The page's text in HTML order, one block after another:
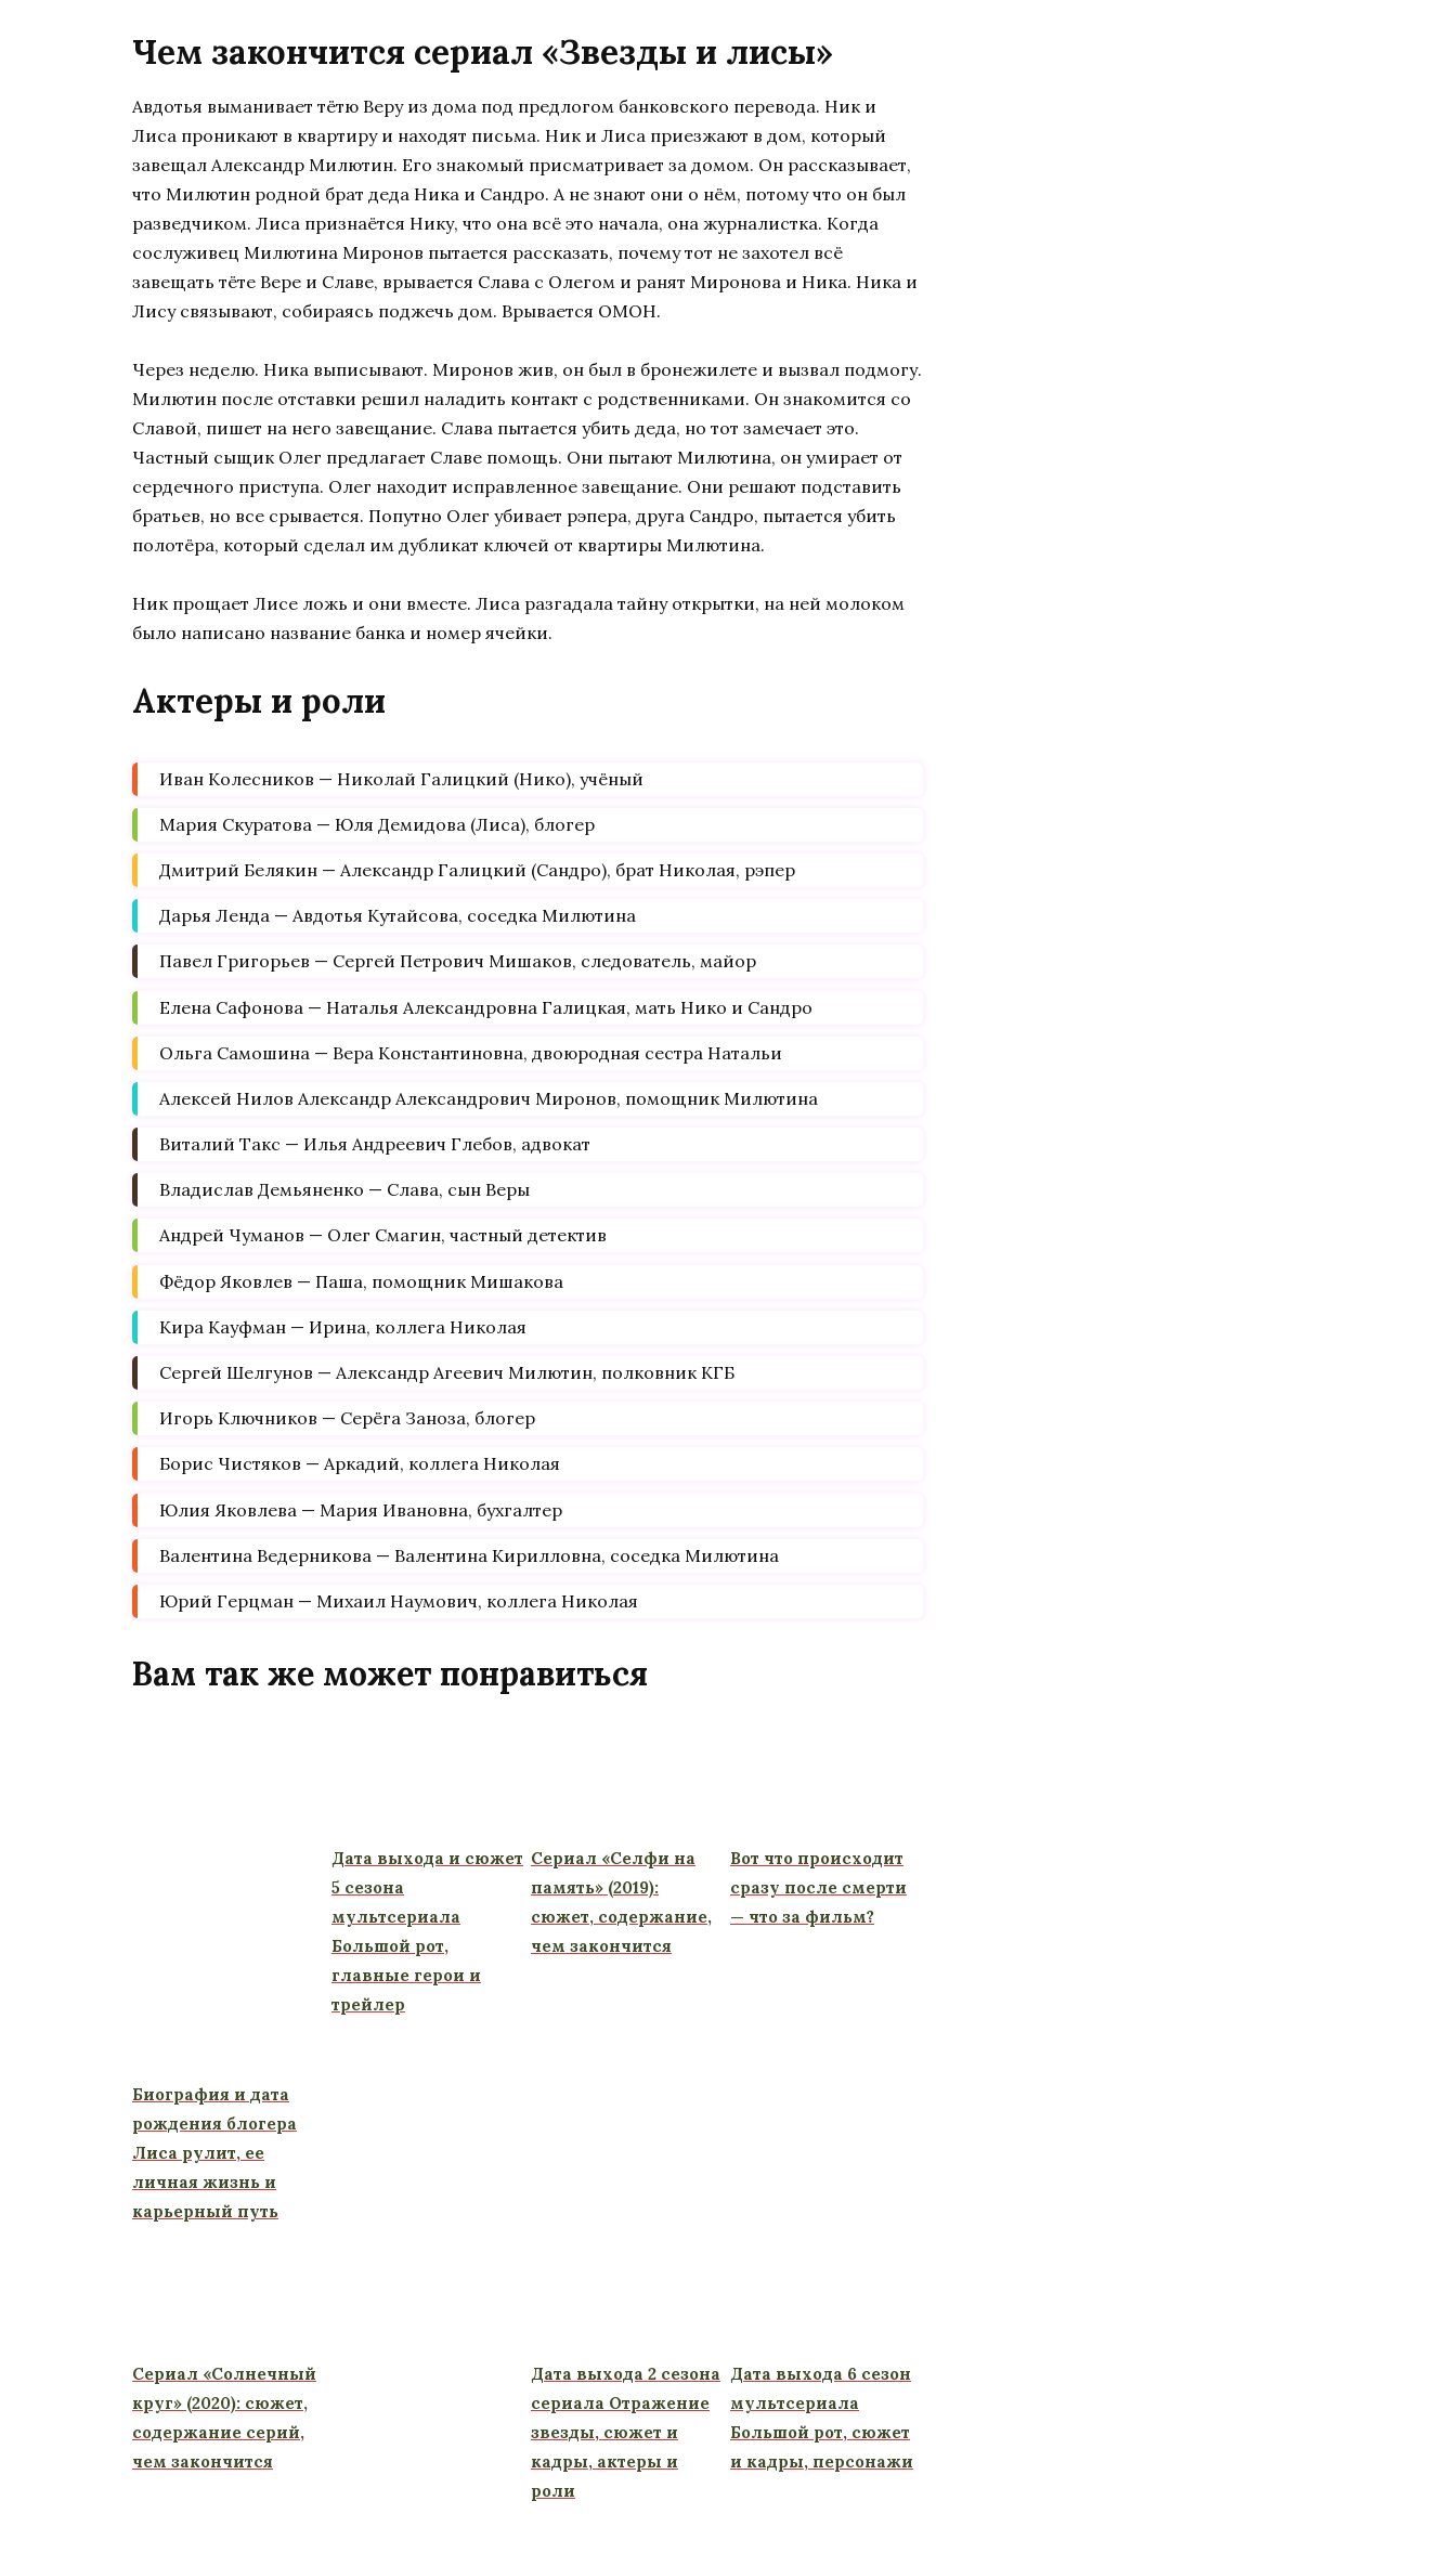
Чем закончится сериал «Звезды и лисы»
Авдотья выманивает тётю Веру из дома под предлогом банковского перевода. Ник и
Лиса проникают в квартиру и находят письма. Ник и Лиса приезжают в дом, который
завещал Александр Милютин. Его знакомый присматривает за домом. Он рассказывает,
что Милютин родной брат деда Ника и Сандро. А не знают они о нём, потому что он был
разведчиком. Лиса признаётся Нику, что она всё это начала, она журналистка. Когда
сослуживец Милютина Миронов пытается рассказать, почему тот не захотел всё
завещать тёте Вере и Славе, врывается Слава с Олегом и ранят Миронова и Ника. Ника и
Лису связывают, собираясь поджечь дом. Врывается ОМОН.
Через неделю. Ника выписывают. Миронов жив, он был в бронежилете и вызвал подмогу.
Милютин после отставки решил наладить контакт с родственниками. Он знакомится со
Славой, пишет на него завещание. Слава пытается убить деда, но тот замечает это.
Частный сыщик Олег предлагает Славе помощь. Они пытают Милютина, он умирает от
сердечного приступа. Олег находит исправленное завещание. Они решают подставить
братьев, но все срывается. Попутно Олег убивает рэпера, друга Сандро, пытается убить
полотёра, который сделал им дубликат ключей от квартиры Милютина.
Ник прощает Лисе ложь и они вместе. Лиса разгадала тайну открытки, на ней молоком
было написано название банка и номер ячейки.
Актеры и роли
Иван Колесников — Николай Галицкий (Нико), учёный
Мария Скуратова — Юля Демидова (Лиса), блогер
Дмитрий Белякин — Александр Галицкий (Сандро), брат Николая, рэпер
Дарья Ленда — Авдотья Кутайсова, соседка Милютина
Павел Григорьев — Сергей Петрович Мишаков, следователь, майор
Елена Сафонова — Наталья Александровна Галицкая, мать Нико и Сандро
Ольга Самошина — Вера Константиновна, двоюродная сестра Натальи
Алексей Нилов Александр Александрович Миронов, помощник Милютина
Виталий Такс — Илья Андреевич Глебов, адвокат
Владислав Демьяненко — Слава, сын Веры
Андрей Чуманов — Олег Смагин, частный детектив
Фёдор Яковлев — Паша, помощник Мишакова
Кира Кауфман — Ирина, коллега Николая
Сергей Шелгунов — Александр Агеевич Милютин, полковник КГБ
Игорь Ключников — Серёга Заноза, блогер
Борис Чистяков — Аркадий, коллега Николая
Юлия Яковлева — Мария Ивановна, бухгалтер
Валентина Ведерникова — Валентина Кирилловна, соседка Милютина
Юрий Герцман — Михаил Наумович, коллега Николая
Вам так же может понравиться
Биография и дата
рождения блогера
Лиса рулит, ее
личная жизнь и
карьерный путь
Дата выхода и сюжет
5 сезона
мультсериала
Большой рот,
главные герои и
трейлер
Сериал «Селфи на
память» (2019):
сюжет, содержание,
чем закончится
Вот что происходит
сразу после смерти
— что за фильм?
Сериал «Солнечный
круг» (2020): сюжет,
содержание серий,
чем закончится
Дата выхода 2 сезона
сериала Отражение
звезды, сюжет и
кадры, актеры и
роли
Дата выхода 6 сезон
мультсериала
Большой рот, сюжет
и кадры, персонажи